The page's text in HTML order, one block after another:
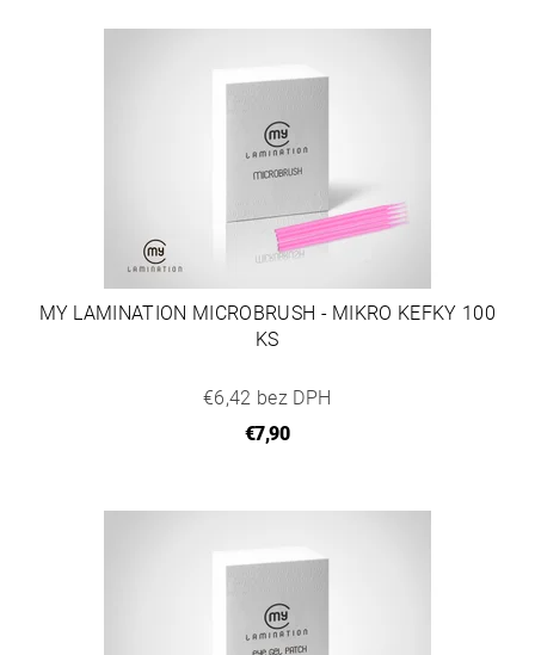
MY LAMINATION MICROBRUSH - MIKRO KEFKY 100
KS
€6,42 bez DPH
€7,90